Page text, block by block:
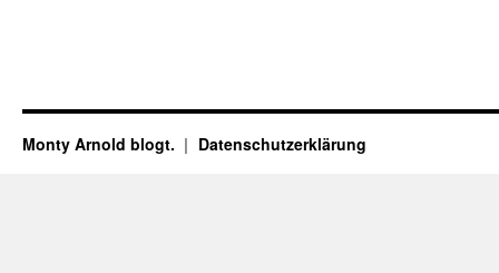
Monty Arnold blogt. Datenschutz­erklärung